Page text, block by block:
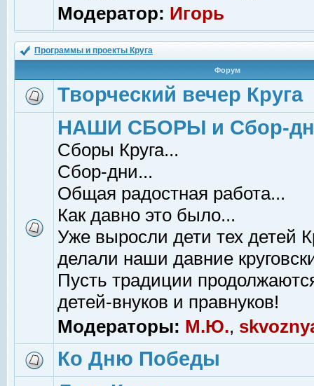
Модератор: Игорь
Программы и проекты Круга
Форум
Творческий вечер Круга
НАШИ СБОРЫ и Сбор-
Сборы Круга...
Сбор-дни...
Общая радостная работа...
Как давно это было...
Уже выросли дети тех детей
делали наши давние
Пусть традиции
детей-внуков и правнуков!
Модераторы: М.Ю.,
Ко Дню Победы